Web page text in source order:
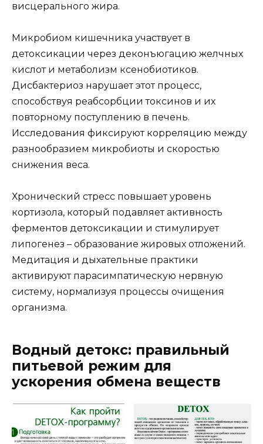
висцерального жира.
Микробиом кишечника участвует в
детоксикации через деконъюгацию желчных
кислот и метаболизм ксенобиотиков.
Дисбактериоз нарушает этот процесс,
способствуя реабсорбции токсинов и их
повторному поступлению в печень.
Исследования фиксируют корреляцию между
разнообразием микробиоты и скоростью
снижения веса.
Хронический стресс повышает уровень
кортизола, который подавляет активность
ферментов детоксикации и стимулирует
липогенез – образование жировых отложений.
Медитация и дыхательные практики
активируют парасимпатическую нервную
систему, нормализуя процессы очищения
организма.
Водный детокс: правильный
питьевой режим для
ускорения обмена веществ